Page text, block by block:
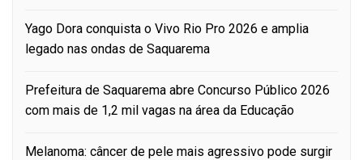
Yago Dora conquista o Vivo Rio Pro 2026 e amplia
legado nas ondas de Saquarema
Prefeitura de Saquarema abre Concurso Público 2026
com mais de 1,2 mil vagas na área da Educação
Melanoma: câncer de pele mais agressivo pode surgir